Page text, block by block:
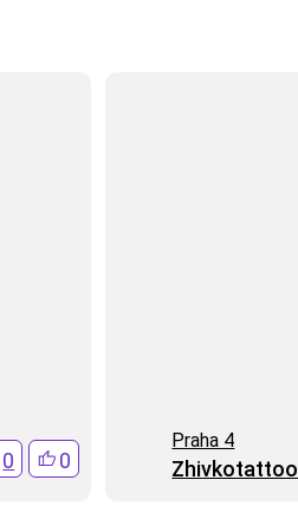
0 0
Praha 4
Zhivkotattoo